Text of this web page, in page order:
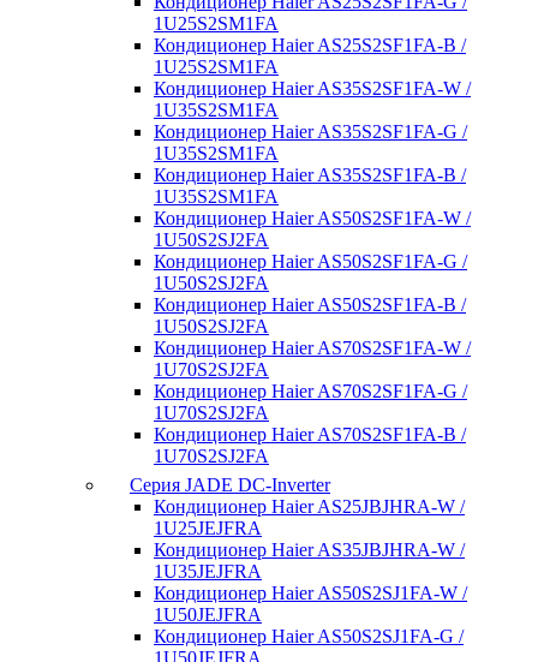
1U25S2SM1FA
Кондиционер Haier AS25S2SF1FA-B /
1U25S2SM1FA
Кондиционер Haier AS35S2SF1FA-W /
1U35S2SM1FA
Кондиционер Haier AS35S2SF1FA-G /
1U35S2SM1FA
Кондиционер Haier AS35S2SF1FA-B /
1U35S2SM1FA
Кондиционер Haier AS50S2SF1FA-W /
1U50S2SJ2FA
Кондиционер Haier AS50S2SF1FA-G /
1U50S2SJ2FA
Кондиционер Haier AS50S2SF1FA-B /
1U50S2SJ2FA
Кондиционер Haier AS70S2SF1FA-W /
1U70S2SJ2FA
Кондиционер Haier AS70S2SF1FA-G /
1U70S2SJ2FA
Кондиционер Haier AS70S2SF1FA-B /
1U70S2SJ2FA
Серия JADE DC-Inverter
Кондиционер Haier AS25JBJHRA-W /
1U25JEJFRA
Кондиционер Haier AS35JBJHRA-W /
1U35JEJFRA
Кондиционер Haier AS50S2SJ1FA-W /
1U50JEJFRA
Кондиционер Haier AS50S2SJ1FA-G /
1U50JEJFRA